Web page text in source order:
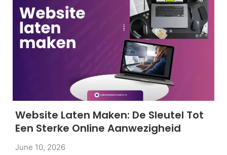
Website Laten Maken: De Sleutel Tot
Een Sterke Online Aanwezigheid
June 10, 2026